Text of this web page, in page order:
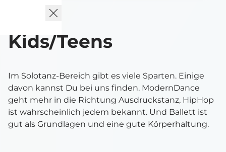
Kids/Teens
Im Solotanz-Bereich gibt es viele Sparten. Einige
davon kannst Du bei uns finden. ModernDance
geht mehr in die Richtung Ausdruckstanz, HipHop
ist wahrscheinlich jedem bekannt. Und Ballett ist
gut als Grundlagen und eine gute Körperhaltung.